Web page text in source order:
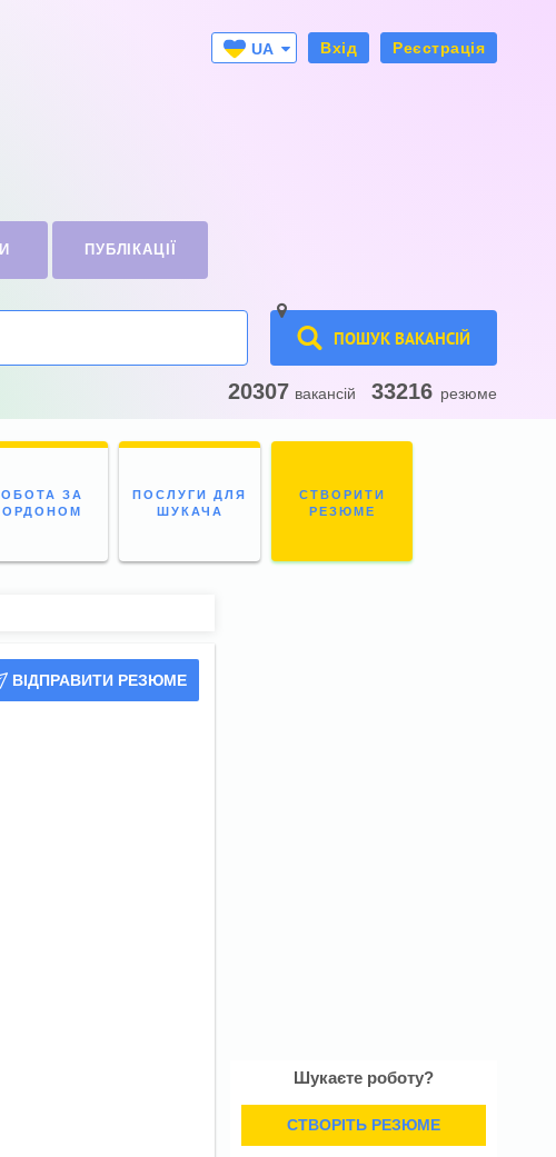
UA
Вхід Реєстрація
ПУБЛІКАЦІЇ
ПОШУК ВАКАНСІЙ
20307 вакансій 33216 резюме
ЗА
ПОСЛУГИ ДЛЯ
ШУКАЧА
СТВОРИТИ
РЕЗЮМЕ
ВІДПРАВИТИ РЕЗЮМЕ
Шукаєте роботу?
СТВОРІТЬ РЕЗЮМЕ